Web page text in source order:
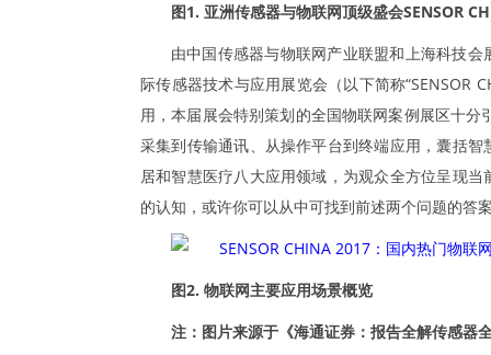
图1. 亚洲传感器与物联网顶级盛会SENSOR
由中国传感器与物联网产业联盟和上海科技
际传感器技术与应用展览会（以下简称“SENSOR
用，本届展会特别策划的全国物联网案例展区十
采集到传输通讯、从操作平台到终端应用，囊括
居和智慧医疗八大应用领域，为观众全方位呈现
的认知，或许你可以从中可找到前述两个问题的答
图2. 物联网主要应用场景概览
注：图片来源于《海通证券：报告全解传感器